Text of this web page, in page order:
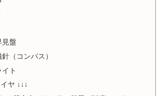
見盤
（コンパス）
ト
ヤ ↓↓↓